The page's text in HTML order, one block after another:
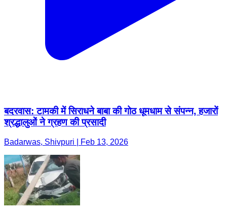
बदरवास: टामकी में सिराधने बाबा की गोठ धूमधाम से संपन्न, हजारों
श्रद्धालुओं ने ग्रहण की प्रसादी
Badarwas, Shivpuri | Feb 13, 2026